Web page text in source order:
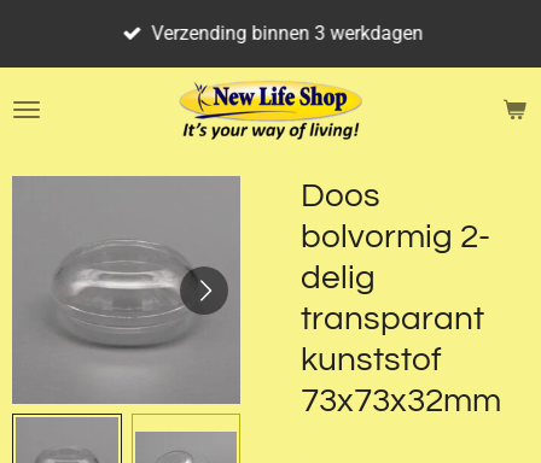
de
Verzending binnen 3 werkdagen
Doos
bolvormig 2-
delig
transparant
kunststof
73x73x32mm